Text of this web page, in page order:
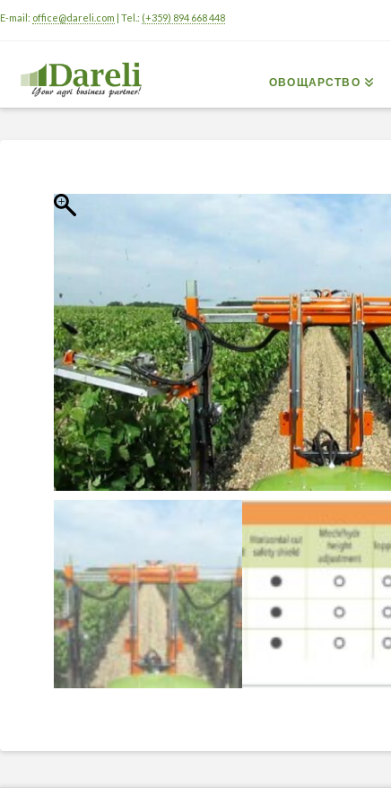
E-mail: office@dareli.com | Tel.: (+359) 894 668 448
ОВОЩАРСТВО